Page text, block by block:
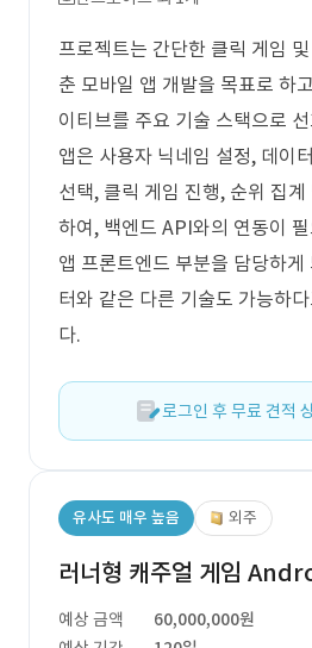
프로젝트는 간단한 클릭 게임
춘 모바일 앱 개발을 목표로 하
이티브를 주요 기술 스택으로
앱은 사용자 닉네임 설정, 데이
선택, 클릭 게임 진행, 순위 집
하여, 백엔드 API와의 연동이
앱 프론트엔드 부분을 담당하게
터와 같은 다른 기술도 가능하
다.
로그인 후 무료 견적
유사도 매우 높음 외주
러너형 캐주얼 게임
예상 금액
60,000,000원